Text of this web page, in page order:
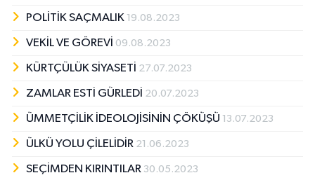
POLİTİK SAÇMALIK 19.08.2023
VEKİL VE GÖREVİ 09.08.2023
KÜRTÇÜLÜK SİYASETİ 27.07.2023
ZAMLAR ESTİ GÜRLEDİ 20.07.2023
ÜMMETÇİLİK İDEOLOJİSİNİN ÇÖKÜŞÜ 13.07.2023
ÜLKÜ YOLU ÇİLELİDİR 21.06.2023
SEÇİMDEN KIRINTILAR 30.05.2023